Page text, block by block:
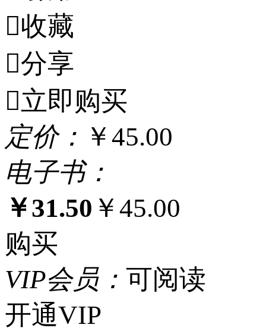
收藏
分享
立即购买
定价： ￥45.00
电子书：
￥31.50 ￥45.00
购买
VIP会员： 可阅读
开通VIP